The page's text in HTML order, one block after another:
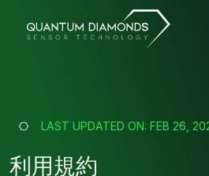
LAST UPDATED ON: FEB 26,
利用規約